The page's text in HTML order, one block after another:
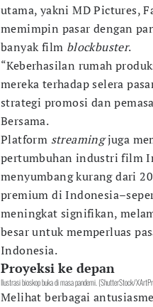
utama, yakni MD Pictures,
memimpin pasar dengan
banyak film blockbuster​​.
“Keberhasilan rumah
mereka terhadap selera
strategi promosi dan
Bersama.
Platform streamingjuga
pertumbuhan industri film
menyumbang kurang dari
premium di
meningkat signifikan,
besar untuk memperluas
Indonesia.
Proyeksi ke depan
Ilustrasi bioskop buka di masa pandemi. (ShutterStock/
Melihat berbagai